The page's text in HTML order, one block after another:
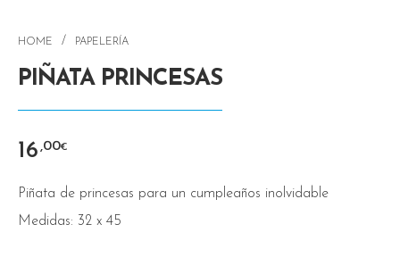
HOME / PAPELERÍA
PIÑATA PRINCESAS
16 ,00€
Piñata de princesas para un cumpleaños inolvidable
Medidas: 32 x 45